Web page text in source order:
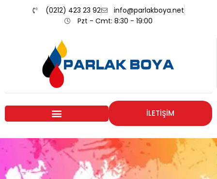
(0212) 423 23 92
info@parlakboya.net
Pzt - Cmt: 8:30 - 19:00
İLETİŞİM